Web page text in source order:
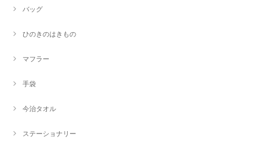
バッグ
ひのきのはきもの
マフラー
手袋
今治タオル
ステーショナリー